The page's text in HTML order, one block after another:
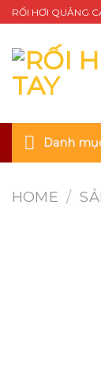
Skip
to
content
RỐI HƠI QUẢNG
Danh
HOME /